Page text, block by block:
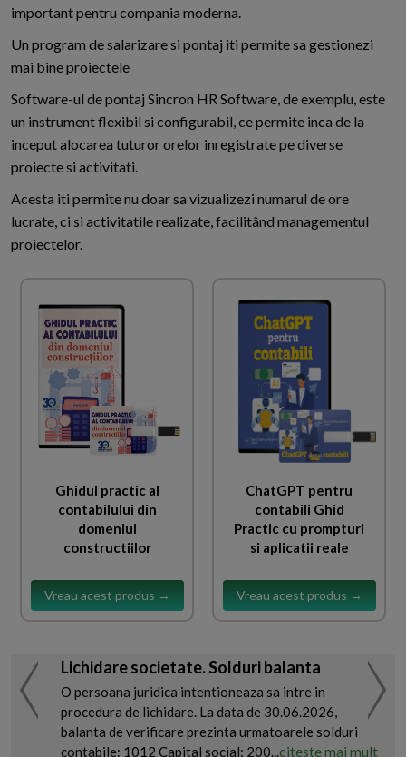
important pentru compania moderna.
Un program de salarizare si pontaj iti permite sa gestionezi
mai bine proiectele
Software-ul de pontaj Sincron HR Software, de exemplu, este
un instrument flexibil si configurabil, ce permite inca de la
inceput alocarea tuturor orelor inregistrate pe diverse
proiecte si activitati.
Acesta iti permite nu doar sa vizualizezi numarul de ore
lucrate, ci si activitatile realizate, facilitând managementul
proiectelor.
Ghidul practic al
contabilului din
domeniul
constructiilor
Vreau acest produs →
ChatGPT pentru
contabili Ghid
Practic cu prompturi
si aplicatii reale
Vreau acest produs →
Lichidare societate. Solduri balanta
O persoana juridica intentioneaza sa intre in
procedura de lichidare. La data de 30.06.2026,
balanta de verificare prezinta urmatoarele solduri
contabile: 1012 Capital social: 200...citeste mai mult